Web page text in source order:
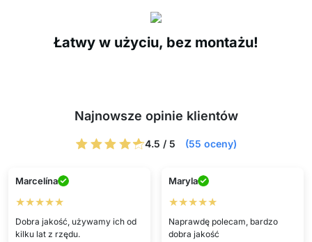
Łatwy w użyciu, bez montażu!
Najnowsze opinie klientów
4.5 / 5 (55 oceny)
Marcelína
★★★★★
Dobra jakość, używamy ich od
kilku lat z rzędu.
Maryla
★★★★★
Naprawdę polecam, bardzo
dobra jakość